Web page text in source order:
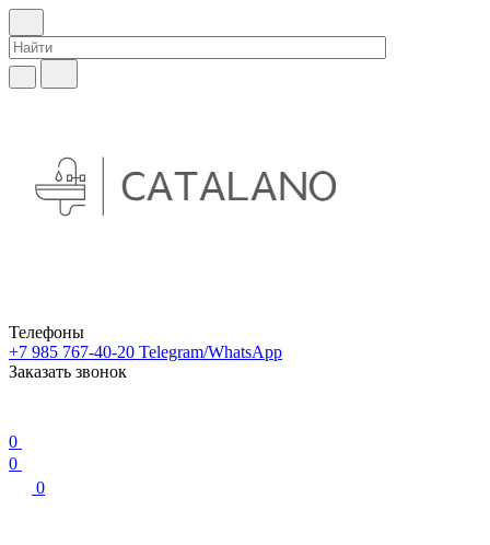
Телефоны
+7 985 767-40-20 Telegram/WhatsApp
Заказать звонок
0
0
0